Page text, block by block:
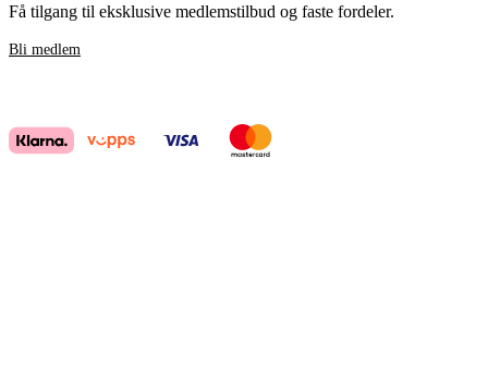
Få tilgang til eksklusive medlemstilbud og faste fordeler.
Bli medlem